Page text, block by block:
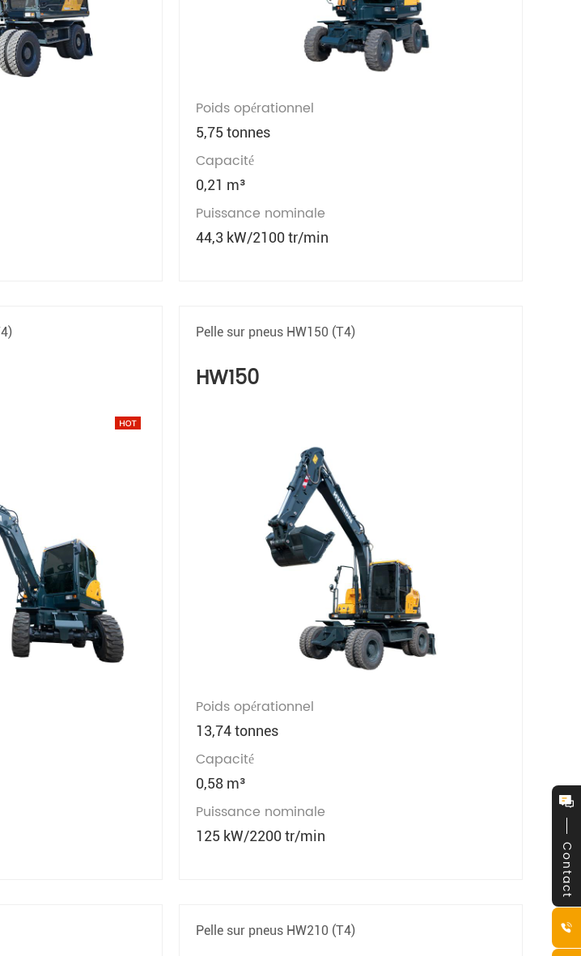
Poids opérationnel
5,75 tonnes
Capacité
0,21 m³
Puissance nominale
44,3 kW/2100 tr/min
Pelle sur pneus HW150 (T4)
HW150
Poids opérationnel
13,74 tonnes
Capacité
0,58 m³
Puissance nominale
125 kW/2200 tr/min
Pelle sur pneus HW210 (T4)
Contact